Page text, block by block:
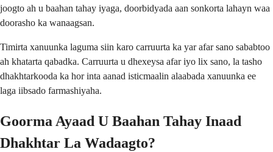
joogto ah u baahan tahay iyaga, doorbidyada aan sonkorta lahayn waa
doorasho ka wanaagsan.
Timirta xanuunka laguma siin karo carruurta ka yar afar sano sababtoo
ah khatarta qabadka. Carruurta u dhexeysa afar iyo lix sano, la tasho
dhakhtarkooda ka hor inta aanad isticmaalin alaabada xanuunka ee
laga iibsado farmashiyaha.
Goorma Ayaad U Baahan Tahay Inaad
Dhakhtar La Wadaagto?